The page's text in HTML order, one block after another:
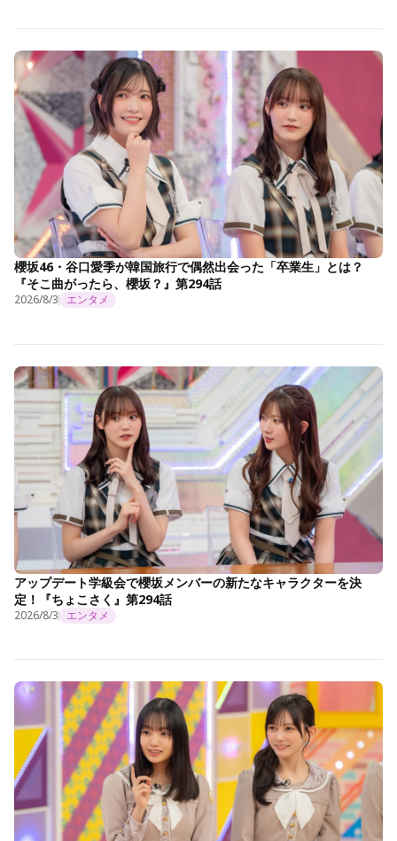
櫻坂46・谷口愛季が韓国旅行で偶然出会った「卒業生」とは？
『そこ曲がったら、櫻坂？』第294話
2026/8/3 エンタメ
アップデート学級会で櫻坂メンバーの新たなキャラクターを決
定！『ちょこさく』第294話
2026/8/3 エンタメ